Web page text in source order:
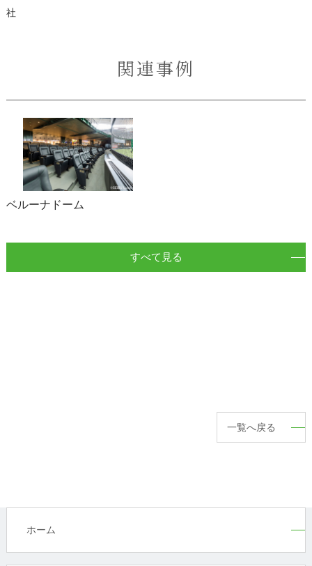
社
関連事例
ベルーナドーム
すべて見る
一覧へ戻る
ホーム